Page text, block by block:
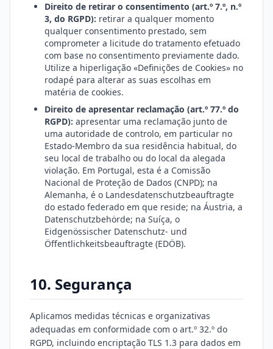
Direito de retirar o consentimento (art.º 7.º, n.º
3, do RGPD): retirar a qualquer momento
qualquer consentimento prestado, sem
comprometer a licitude do tratamento efetuado
com base no consentimento previamente dado.
Utilize a hiperligação «Definições de Cookies» no
rodapé para alterar as suas escolhas em
matéria de cookies.
Direito de apresentar reclamação (art.º 77.º do
RGPD): apresentar uma reclamação junto de
uma autoridade de controlo, em particular no
Estado-Membro da sua residência habitual, do
seu local de trabalho ou do local da alegada
violação. Em Portugal, esta é a Comissão
Nacional de Proteção de Dados (CNPD); na
Alemanha, é o Landesdatenschutzbeauftragte
do estado federado em que reside; na Áustria, a
Datenschutzbehörde; na Suíça, o
Eidgenössischer Datenschutz- und
Öffentlichkeitsbeauftragte (EDÖB).
10. Segurança
Aplicamos medidas técnicas e organizativas
adequadas em conformidade com o art.º 32.º do
RGPD, incluindo encriptação TLS 1.3 para dados em